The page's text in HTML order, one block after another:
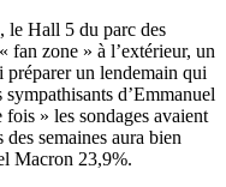
le Hall 5 du parc des
fan zone » à l’extérieur, un
un lendemain qui
d’Emmanuel
» les sondages avaient
semaines aura bien
Macron 23,9%.